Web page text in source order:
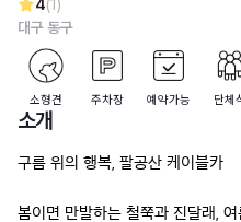
4(1)
대구 동구
소형견 주차장 예약가능 단체
소개
구름 위의 행복, 팔공산 케이블카
봄이면 만발하는 철쭉과 진달래,